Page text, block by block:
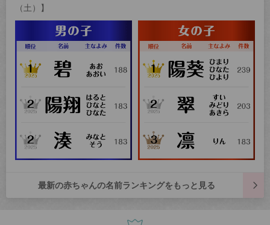
（土）】
最新の赤ちゃんの名前ランキングをもっと見る